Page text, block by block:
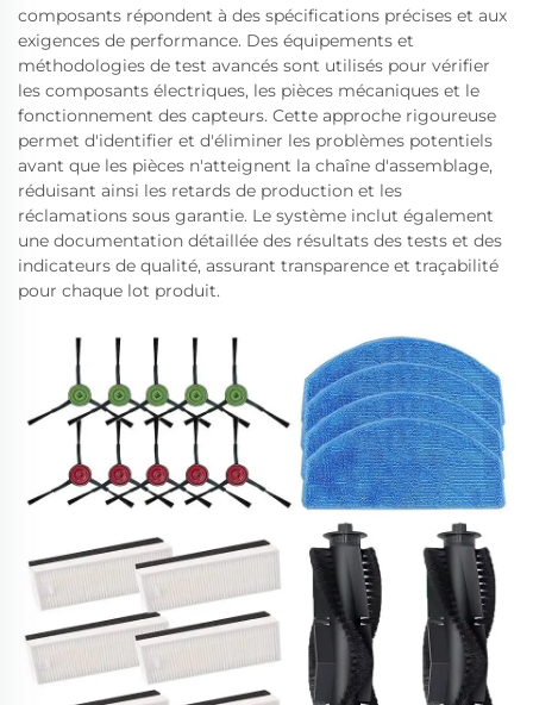
composants répondent à des spécifications précises et aux
exigences de performance. Des équipements et
méthodologies de test avancés sont utilisés pour vérifier
les composants électriques, les pièces mécaniques et le
fonctionnement des capteurs. Cette approche rigoureuse
permet d'identifier et d'éliminer les problèmes potentiels
avant que les pièces n'atteignent la chaîne d'assemblage,
réduisant ainsi les retards de production et les
réclamations sous garantie. Le système inclut également
une documentation détaillée des résultats des tests et des
indicateurs de qualité, assurant transparence et traçabilité
pour chaque lot produit.